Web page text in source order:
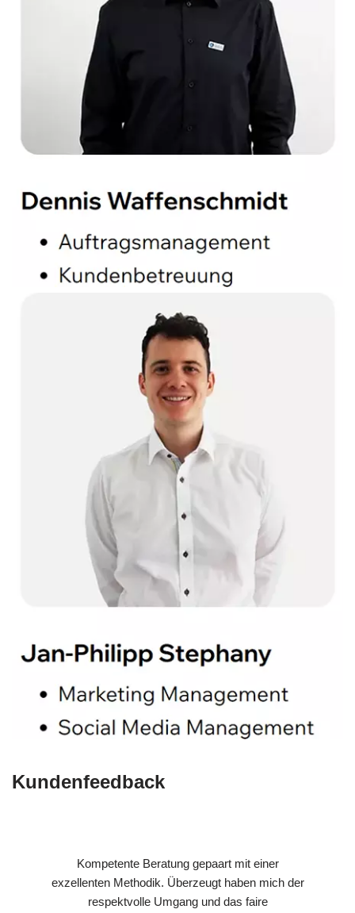
Kundenfeedback
Kompetente Beratung gepaart mit einer
exzellenten Methodik. Überzeugt haben mich der
respektvolle Umgang und das faire